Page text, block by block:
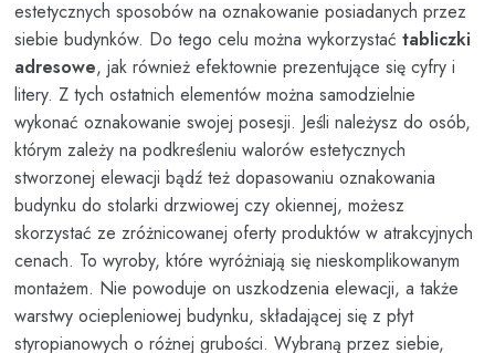
estetycznych sposobów na oznakowanie posiadanych przez
siebie budynków. Do tego celu można wykorzystaćtabliczki
adresowe, jak również efektownie prezentujące się cyfry i
litery. Z tych ostatnich elementów można samodzielnie
wykonać oznakowanie swojej posesji. Jeśli należysz do osób,
którym zależy na podkreśleniu walorów estetycznych
stworzonej elewacji bądź też dopasowaniu oznakowania
budynku do stolarki drzwiowej czy okiennej, możesz
skorzystać ze zróżnicowanej oferty produktów w atrakcyjnych
cenach. To wyroby, które wyróżniają się nieskomplikowanym
montażem. Nie powoduje on uszkodzenia elewacji, a także
warstwy ociepleniowej budynku, składającej się z płyt
styropianowych o różnej grubości. Wybraną przez siebie,